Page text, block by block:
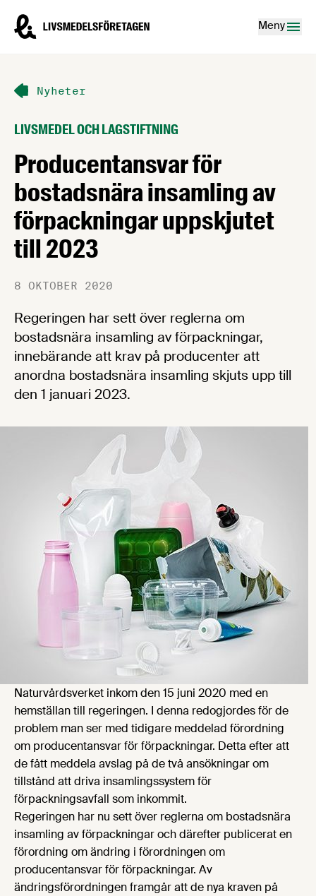
Livsmedelsföretagen – till startsidan
Meny
Nyheter
LIVSMEDEL OCH LAGSTIFTNING
Producentansvar för
bostadsnära insamling av
förpackningar uppskjutet
till 2023
8 OKTOBER 2020
Regeringen har sett över reglerna om
bostadsnära insamling av förpackningar,
innebärande att krav på producenter att
anordna bostadsnära insamling skjuts upp till
den 1 januari 2023.
Naturvårdsverket inkom den 15 juni 2020 med en
hemställan till regeringen. I denna redogjordes för de
problem man ser med tidigare meddelad förordning
om producentansvar för förpackningar. Detta efter att
de fått meddela avslag på de två ansökningar om
tillstånd att driva insamlingssystem för
förpackningsavfall som inkommit.
Regeringen har nu sett över reglerna om bostadsnära
insamling av förpackningar och därefter publicerat en
förordning om ändring i förordningen om
producentansvar för förpackningar. Av
ändringsförordningen framgår att de nya kraven på